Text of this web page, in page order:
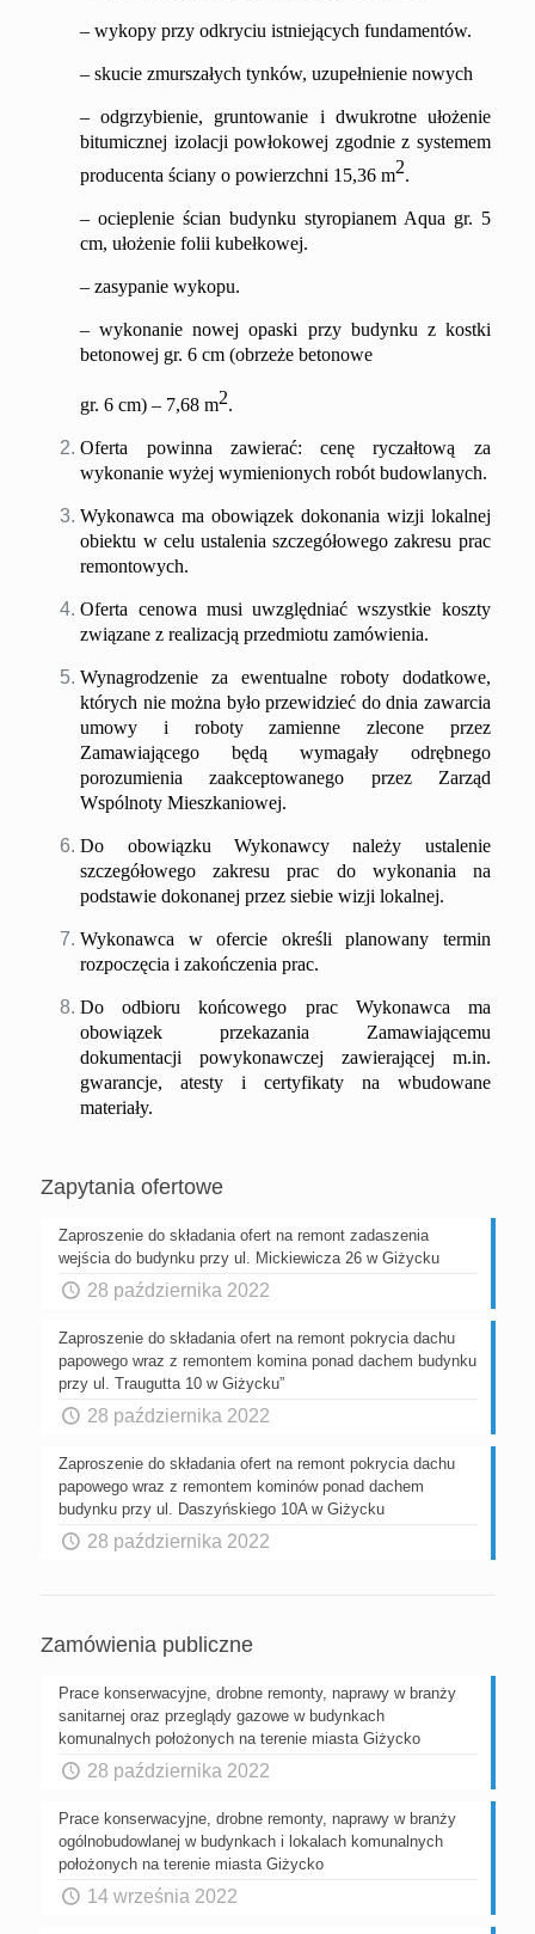
– wykopy przy odkryciu istniejących fundamentów.
– skucie zmurszałych tynków, uzupełnienie nowych
– odgrzybienie, gruntowanie i dwukrotne ułożenie
bitumicznej izolacji powłokowej zgodnie z systemem
producenta ściany o powierzchni 15,36m2.
– ocieplenie ścian budynku styropianem Aqua gr. 5
cm, ułożenie folii kubełkowej.
–zasypanie wykopu.
– wykonanie nowejopaski przy budynku z kostki
betonowej gr. 6 cm(obrzeże betonowe
gr. 6 cm) – 7,68m2.
Oferta powinna zawierać:cenę ryczałtową za
wykonaniewyżej wymienionych robót budowlanych.
Wykonawca ma obowiązek dokonania wizji lokalnej
obiektu w celu ustalenia szczegółowego zakresu prac
remontowych.
Oferta cenowa musi uwzględniać wszystkie koszty
związane z realizacją przedmiotu zamówienia.
Wynagrodzenie za ewentualne roboty dodatkowe,
których nie można było przewidzieć do dnia zawarcia
umowy i roboty zamienne zlecone przez
Zamawiającego będą wymagały odrębnego
porozumienia zaakceptowanego przez Zarząd
Wspólnoty Mieszkaniowej.
Do obowiązku Wykonawcy należy ustalenie
szczegółowego zakresu prac do wykonania na
podstawie dokonanej przez siebie wizji lokalnej.
Wykonawca w ofercie określi planowany termin
rozpoczęcia i zakończenia prac.
Do odbioru końcowego prac Wykonawca ma
obowiązek przekazania Zamawiającemu
dokumentacji powykonawczej zawierającej m.in.
gwarancje, atesty i certyfikaty na wbudowane
materiały.
Zapytania ofertowe
Zaproszenie do składania ofert na remont zadaszenia
wejścia do budynku przy ul. Mickiewicza 26 w Giżycku
28 października 2022
Zaproszenie do składania ofert na remont pokrycia dachu
papowego wraz z remontem komina ponad dachem budynku
przy ul. Traugutta 10 w Giżycku”
28 października 2022
Zaproszenie do składania ofert na remont pokrycia dachu
papowego wraz z remontem kominów ponad dachem
budynku przy ul. Daszyńskiego 10A w Giżycku
28 października 2022
Zamówienia publiczne
Prace konserwacyjne, drobne remonty, naprawy w branży
sanitarnej oraz przeglądy gazowe w budynkach
komunalnych położonych na terenie miasta Giżycko
28 października 2022
Prace konserwacyjne, drobne remonty, naprawy w branży
ogólnobudowlanej w budynkach i lokalach komunalnych
położonych na terenie miasta Giżycko
14 września 2022